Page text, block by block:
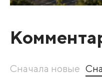
Сначала новые